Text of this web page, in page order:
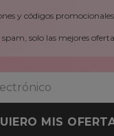
y códigos promocionales
spam, solo las mejores
MIS